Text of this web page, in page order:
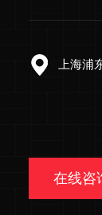
上海浦
在线咨